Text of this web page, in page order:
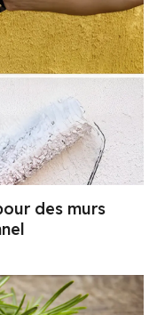
des murs